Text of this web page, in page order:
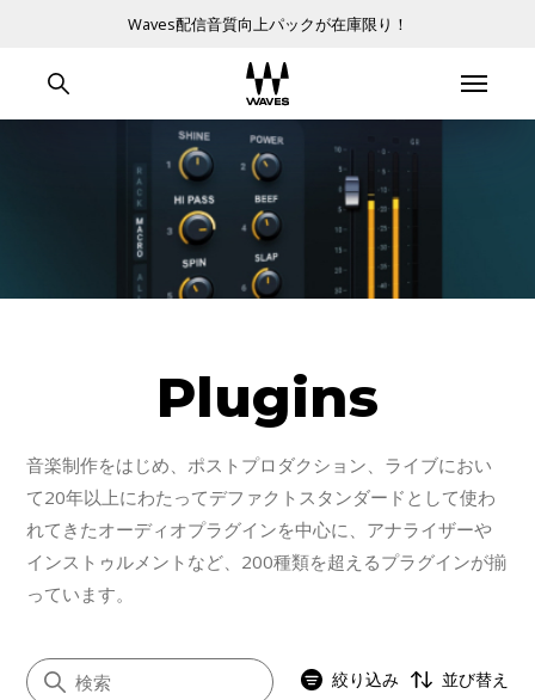
Waves配信音質向上パックが在庫限り！
Plugins
音楽制作をはじめ、ポストプロダクション、ライブにおい
て20年以上にわたってデファクトスタンダードとして使わ
れてきたオーディオプラグインを中心に、アナライザーや
インストゥルメントなど、200種類を超えるプラグインが揃
っています。
絞り込み 並び替え